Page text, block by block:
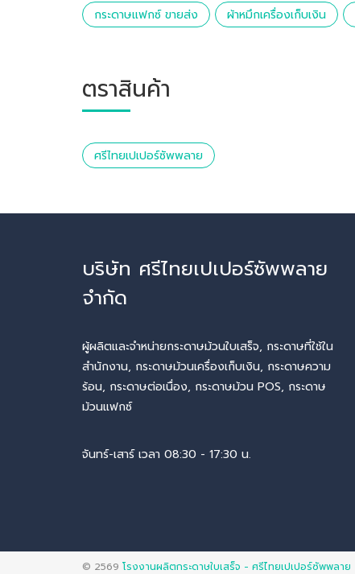
กระดาษแฟกซ์ ขายส่ง ผ้าหมึกเครื่องเก็บเงิน
ตราสินค้า
ศรีไทยเปเปอร์ซัพพลาย
บริษัท ศรีไทยเปเปอร์ซัพพลาย
จำกัด
ผู้ผลิตและจำหน่ายกระดาษม้วนใบเสร็จ, กระดาษที่ใช้ใน
สำนักงาน, กระดาษม้วนเครื่องเก็บเงิน, กระดาษความ
ร้อน, กระดาษต่อเนื่อง, กระดาษม้วน POS, กระดาษ
ม้วนแฟกซ์
จันทร์-เสาร์ เวลา 08:30 - 17:30 น.
© 2569 โรงงานผลิตกระดาษใบเสร็จ - ศรีไทยเปเปอร์ซัพพลาย